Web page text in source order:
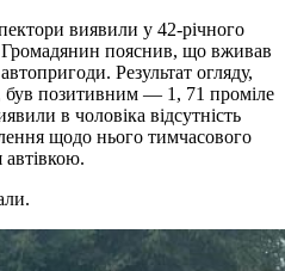
виявили у 42-річного
Громадянин пояснив, що вживав
Результат огляду,
був позитивним — 1, 71 проміле
в чоловіка відсутність
щодо нього тимчасового